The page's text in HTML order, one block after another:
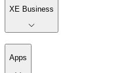
XE Business
Apps